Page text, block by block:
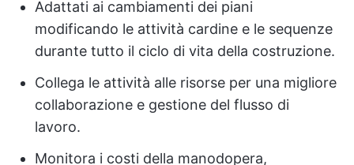
Adattati ai cambiamenti dei piani
modificando le attività cardine e le sequenze
durante tutto il ciclo di vita della costruzione.
Collega le attività alle risorse per una migliore
collaborazione e gestione del flusso di
lavoro.
Monitora i costi della manodopera,